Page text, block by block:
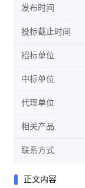
发布时间
投标截止时间
招标单位
中标单位
代理单位
相关产品
联系方式
正文内容